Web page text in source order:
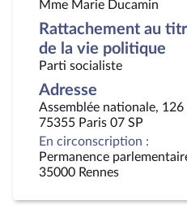
Mme Marie Ducamin
Rattachement au
de la vie politique
Parti socialiste
Adresse
Assemblée nationale,
75355 Paris 07 SP
En circonscription :
Permanence
35000 Rennes